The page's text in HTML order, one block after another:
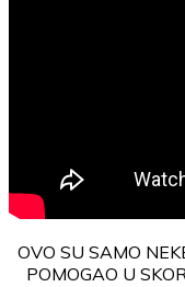
OVO SU SAMO
POMOGAO U